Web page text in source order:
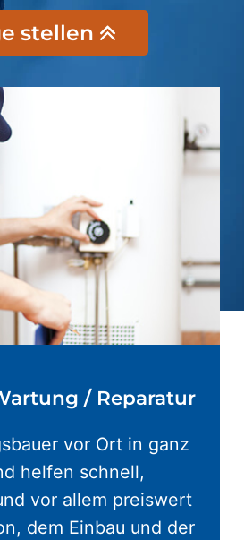
stellen
/ Reparatur
vor Ort in ganz
helfen schnell,
vor allem preiswert
dem Einbau und der